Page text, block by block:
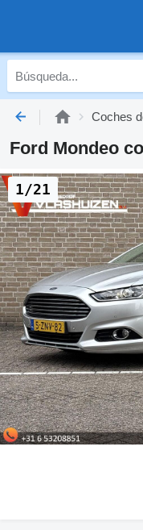
Coches
Ford Mondeo
1/21